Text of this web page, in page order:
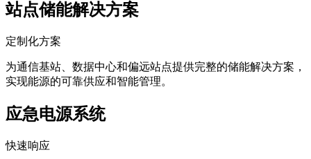
站点储能解决方案
定制化方案
为通信基站、数据中心和偏远站点提供完整的储能解决方案，
实现能源的可靠供应和智能管理。
应急电源系统
快速响应